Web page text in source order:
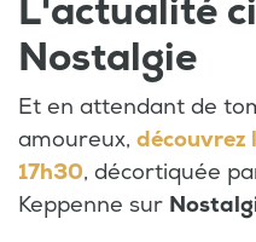
L'actualité
Nostalgie
Et en attendant de
amoureux, découvrez
17h30, décortiquée
Keppenne sur